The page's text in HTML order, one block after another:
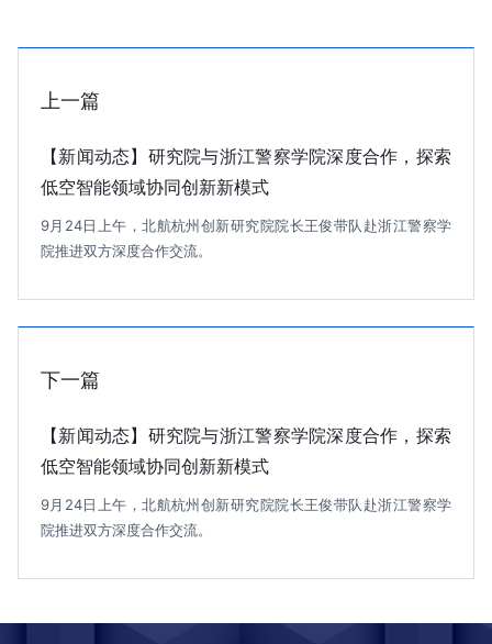
上一篇
【新闻动态】研究院与浙江警察学院深度合作，探索
低空智能领域协同创新新模式
9月24日上午，北航杭州创新研究院院长王俊带队赴浙江警察学
院推进双方深度合作交流。
下一篇
【新闻动态】研究院与浙江警察学院深度合作，探索
低空智能领域协同创新新模式
9月24日上午，北航杭州创新研究院院长王俊带队赴浙江警察学
院推进双方深度合作交流。